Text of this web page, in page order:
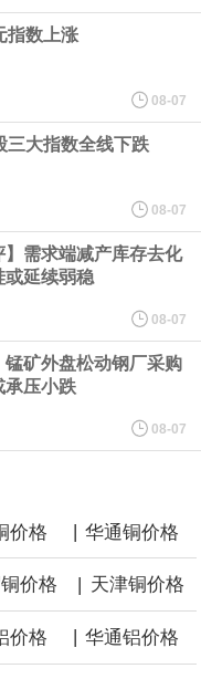
亿美元，用于应对青少年因
这一裁决源于今年早些时候的
州陪审团认定“元”公司需就涉嫌
产品进行性剥削的行为，承担
在3.75亿美元罚款基础上追加
高管周五与总统唐纳德·特朗普
在展示为促进关键矿产开发和
易和谅解备忘录。
旗下美国海上风电业务已与美
付12.2亿美元和解资金，RWE
斯安那州近海的海上风电租赁
指数上涨
08-07
三大指数全线下跌
08-07
】需求端减产库存去化
或延续弱稳
08-07
锰矿外盘松动钢厂采购
承压小跌
08-07
价格 | 华通铜价格
价格 | 天津铜价格
价格 华通铝价格